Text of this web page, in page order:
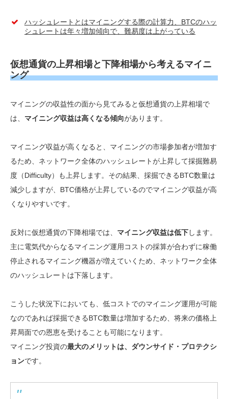
ハッシュレートとはマイニングする際の計算力、BTCのハッ
シュレートは年々増加傾向で、難易度は上がっている
仮想通貨の上昇相場と下降相場から考えるマイニ
ング
マイニングの収益性の面から見てみると仮想通貨の上昇相場で
は、 マイニング収益は高くなる傾向があります。
マイニング収益が高くなると、マイニングの市場参加者が増加す
るため、ネットワーク全体のハッシュレートが上昇して採掘難易
度（Difficulty）も上昇します。その結果、採掘できるBTC数量は
減少しますが、BTC価格が上昇しているのでマイニング収益が高
くなりやすいです。
反対に仮想通貨の下降相場では、 マイニング収益は低下します。
主に電気代からなるマイニング運用コストの採算が合わずに稼働
停止されるマイニング機器が増えていくため、ネットワーク全体
のハッシュレートは下落します。
こうした状況下においても、低コストでのマイニング運用が可能
なのであれば採掘できるBTC数量は増加するため、将来の価格上
昇局面での恩恵を受けることも可能になります。
マイニング投資の最大のメリットは、ダウンサイド・プロテクシ
ョンです。